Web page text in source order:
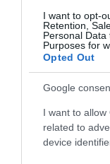
I want to opt-
Retention,
Personal
Purposes for
Opted Out
Google
I want to
related to
device